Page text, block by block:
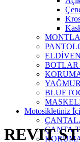
BOTLAR
Motosikletiniz
ÇANTA
Click to enlarge
REVIT